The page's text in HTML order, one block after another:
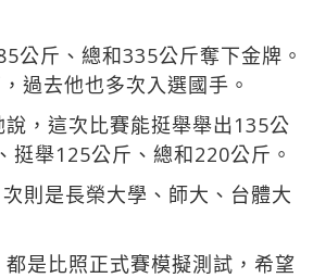
公斤、總和335公斤奪下金牌。
過去他也多次入選國手。
，這次比賽能挺舉舉出135公
舉125公斤、總和220公斤。
則是長榮大學、師大、台體大
是比照正式賽模擬測試，希望